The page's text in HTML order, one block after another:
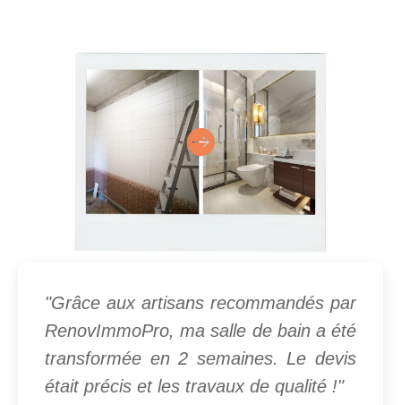
"Grâce aux artisans recommandés par
RenovImmoPro, ma salle de bain a été
transformée en 2 semaines. Le devis
était précis et les travaux de qualité !"